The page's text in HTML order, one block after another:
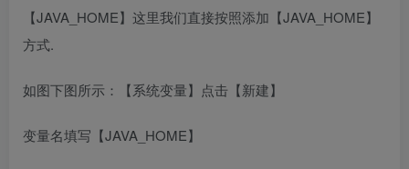
【JAVA_HOME】这里我们直接按照添加【JAVA_HOME】
方式.
如图下图所示：【系统变量】点击【新建】
变量名填写【JAVA_HOME】